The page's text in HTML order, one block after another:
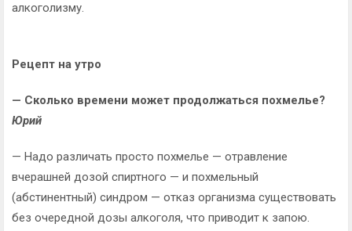
алкоголизму.
Рецепт на утро
— Сколько времени может продолжаться похмелье?
Юрий
— Надо различать просто похмелье — отравление
вчерашней дозой спиртного — и похмельный
(абстинентный) синдром — отказ организма существовать
без очередной дозы алкоголя, что приводит к запою.